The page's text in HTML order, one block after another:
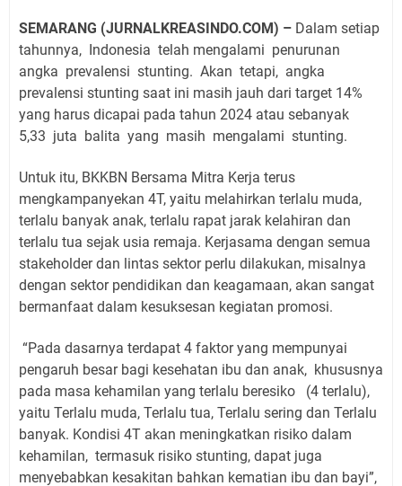
SEMARANG (JURNALKREASINDO.COM) – Dalam setiap
tahunnya,
Indonesia telah mengalami penurunan
angka prevalensi stunting. Akan tetapi, angka
prevalensi stunting saat ini masih jauh dari target 14%
yang harus dicapai pada tahun 2024 atau sebanyak
5,33 juta balita yang masih mengalami stunting.
Untuk itu, BKKBN Bersama Mitra Kerja terus
mengkampanyekan 4T, yaitu melahirkan terlalu muda,
terlalu banyak anak, terlalu rapat jarak kelahiran dan
terlalu tua sejak usia remaja. Kerjasama dengan semua
stakeholder dan lintas sektor perlu dilakukan, misalnya
dengan sektor pendidikan dan keagamaan, akan sangat
bermanfaat dalam kesuksesan kegiatan promosi.
“Pada dasarnya terdapat 4 faktor yang mempunyai
pengaruh besar bagi kesehatan ibu dan anak, khususnya
pada masa kehamilan yang terlalu beresiko
(4 terlalu),
yaitu Terlalu muda, Terlalu tua, Terlalu sering dan Terlalu
banyak. Kondisi 4T akan meningkatkan risiko dalam
kehamilan, termasuk risiko stunting, dapat juga
menyebabkan kesakitan bahkan kematian ibu dan bayi”,